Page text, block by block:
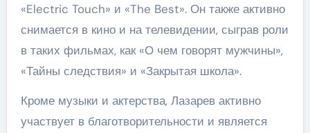
«Electric Touch» и «The Best». Он также активно
снимается в кино и на телевидении, сыграв роли
в таких фильмах, как «О чем говорят мужчины»,
«Тайны следствия» и «Закрытая школа».
Кроме музыки и актерства, Лазарев активно
участвует в благотворительности и является